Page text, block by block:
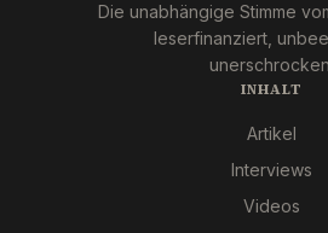
Die unabhängige Stimme
leserfinanziert,
INHALT
Artikel
Interviews
Videos